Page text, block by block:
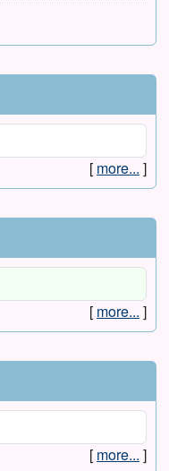
[ more... ]
[ more... ]
[ more... ]